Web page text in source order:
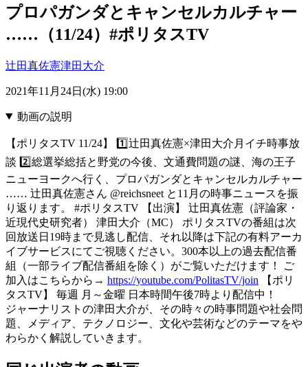
プロパガンダとキャンセルカルチャー
……（11/24）#ポリタスTV
辻田真佐憲津田大介
2021年11月24日(水) 19:00
動画の説明
【ポリタスTV 11/24】 1️⃣辻田真佐憲×津田大介月イチ時事放
談 2️⃣総選挙総括と野党の今後、文通費問題の謎、海の王子
ニューヨークへ行く、プロパガンダとキャンセルカルチャー
…… 辻田真佐憲さん @reichsneet と11月の時事ニュースを振
り返ります。 #ポリタスTV 【出演】 辻田真佐憲（評論家・
近現代史研究者） 津田大介（MC） ポリタスTVの番組は次
回放送日19時まで見逃し配信、それ以降は下記の有料アーカ
イブサービスにてご視聴ください。300本以上の過去配信番
組（一部ライブ配信番組を除く）がご覧いただけます！ ご
加入はこちらから→ https://youtube.com/PolitasTV/join 【ポリ
タスTV】 毎週 月～金曜 日本時間午後7時より配信中！
ジャーナリストの津田大介が、その時々の時事問題や社会問
題、メディア、テクノロジー、文化や芸術などのテーマをや
わらかく解説していきます。